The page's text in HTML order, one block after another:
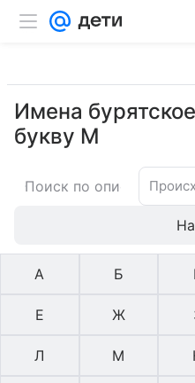
Имена
букву М
А Б
Е Ж
Л М